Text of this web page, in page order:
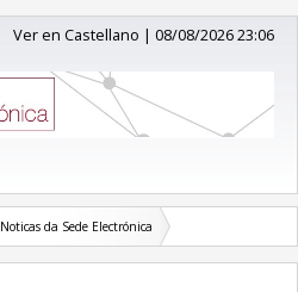
Ver en Castellano |08/08/2026 23:06
Noticas da Sede Electrónica